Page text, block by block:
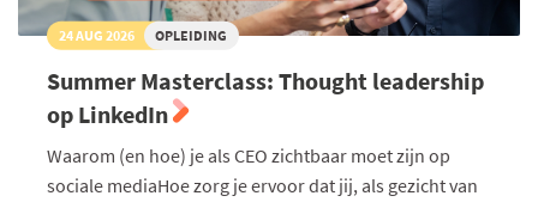
24 AUG 2026 OPLEIDING
Summer Masterclass: Thought leadership
op LinkedIn
Waarom (en hoe) je als CEO zichtbaar moet zijn op
sociale mediaHoe zorg je ervoor dat jij, als gezicht van